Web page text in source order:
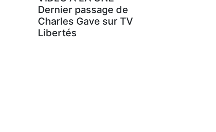
Dernier passage de
Charles Gave sur TV
Libertés